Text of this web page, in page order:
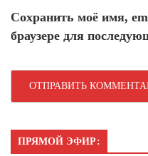
Сохранить моё имя,
браузере для
ПРЯМОЙ ЭФИР: